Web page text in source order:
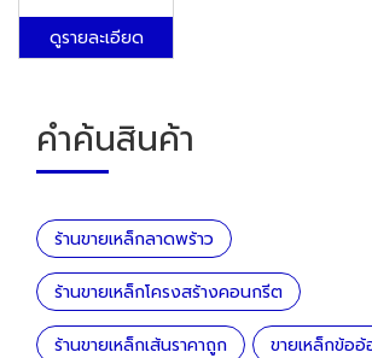
ดูรายละเอียด
คำค้นสินค้า
ร้านขายเหล็กลาดพร้าว
ร้านขายเหล็กโครงสร้างคอนกรีต
ร้านขายเหล็กเส้นราคาถูก ขายเหล็กข้อ